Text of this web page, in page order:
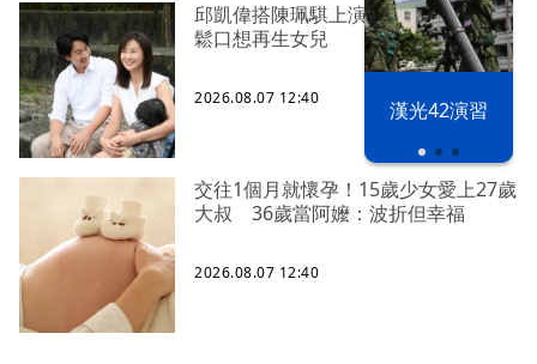
漢光42演習
邱凱偉搭陳珮騏上演天倫樂 抱童星
鬆口想再生女兒
2026.08.07 12:40
交往1個月就懷孕！15歲少女愛上27歲
大叔 36歲當阿嬤：波折但幸福
2026.08.07 12:40